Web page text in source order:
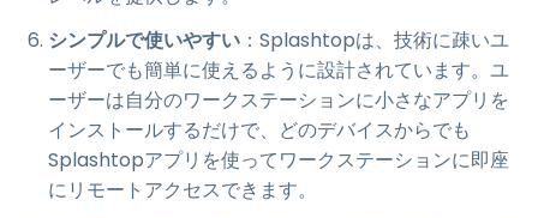
シンプルで使いやすい ：Splashtopは、技術に疎いユ
ーザーでも簡単に使えるように設計されています。ユ
ーザーは自分のワークステーションに小さなアプリを
インストールするだけで、どのデバイスからでも
Splashtopアプリを使ってワークステーションに即座
にリモートアクセスできます。